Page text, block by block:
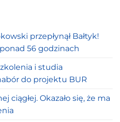
przepłynął Bałtyk!
56 godzinach
i studia
do projektu BUR
ciągłej. Okazało się, że ma